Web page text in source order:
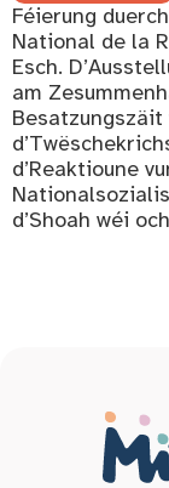
Féierung
National de la
Esch.
am
Besatzungszäit
d’Reaktioune
d’Shoah wéi